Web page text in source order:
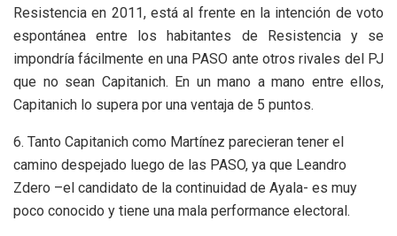
Resistencia en 2011, está al frente en la intención de voto
espontánea entre los habitantes de Resistencia y se
impondría fácilmente en una PASO ante otros rivales del PJ
que no sean Capitanich. En un mano a mano entre ellos,
Capitanich lo supera por una ventaja de 5 puntos.
6. Tanto Capitanich como Martínez parecieran tener el
camino despejado luego de las PASO, ya que Leandro
Zdero –el candidato de la continuidad de Ayala- es muy
poco conocido y tiene una mala performance electoral.